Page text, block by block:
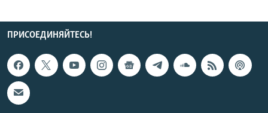
ПРИСОЕДИНЯЙТЕСЬ!